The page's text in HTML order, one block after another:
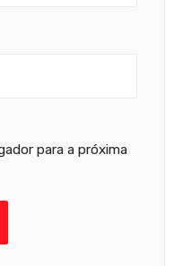
para a próxima